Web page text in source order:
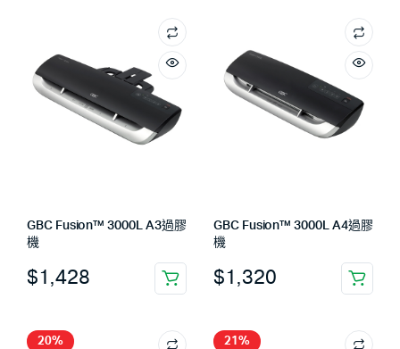
GBC Fusion™ 3000L A3過膠
機
$1,428
GBC Fusion™ 3000L A4過膠
機
$1,320
20% 21%